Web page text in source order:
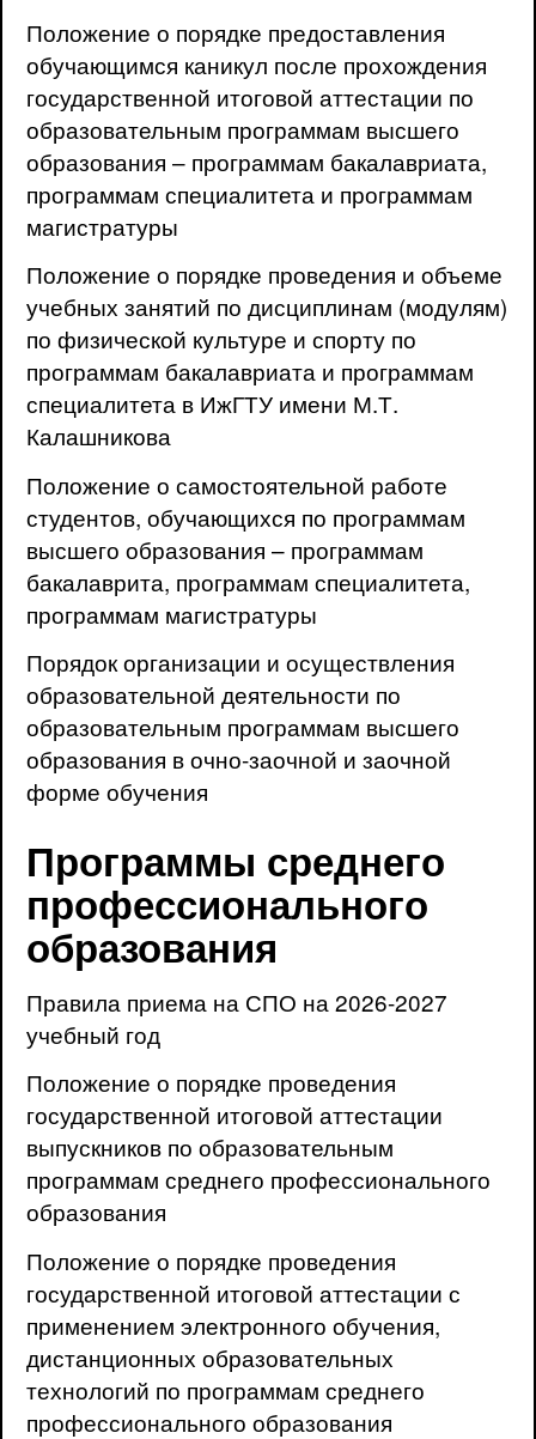
Положение о порядке предоставления
обучающимся каникул после прохождения
государственной итоговой аттестации по
образовательным программам высшего
образования – программам бакалавриата,
программам специалитета и программам
магистратуры
Положение о порядке проведения и объеме
учебных занятий по дисциплинам (модулям)
по физической культуре и спорту по
программам бакалавриата и программам
специалитета в ИжГТУ имени М.Т.
Калашникова
Положение о самостоятельной работе
студентов, обучающихся по программам
высшего образования – программам
бакалаврита, программам специалитета,
программам магистратуры
Порядок организации и осуществления
образовательной деятельности по
образовательным программам высшего
образования в очно-заочной и заочной
форме обучения
Программы среднего
профессионального
образования
Правила приема на СПО на 2026-2027
учебный год
Положение о порядке проведения
государственной итоговой аттестации
выпускников по образовательным
программам среднего профессионального
образования
Положение о порядке проведения
государственной итоговой аттестации с
применением электронного обучения,
дистанционных образовательных
технологий по программам среднего
профессионального образования